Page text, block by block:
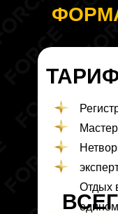
Отдых